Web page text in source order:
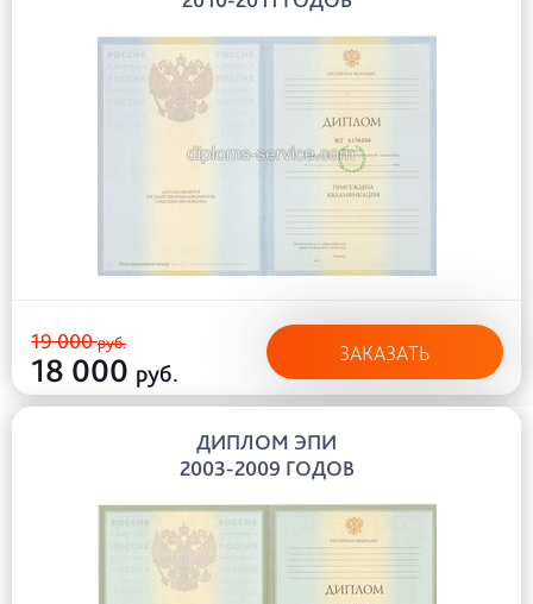
19 000руб.
18 000 руб.
ЗАКАЗАТЬ
ДИПЛОМ ЭПИ
2003-2009 ГОДОВ